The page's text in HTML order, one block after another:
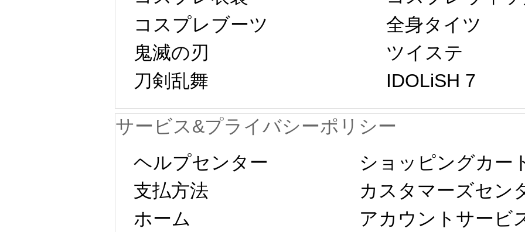
コスプレブーツ
全身タイツ
鬼滅の刃
ツイステ
刀剣乱舞
IDOLiSH 7
サービス&プライバシーポリシー
ヘルプセンター
ショッピングカー
支払方法
カスタマーズセン
ホーム
アカウントサービ